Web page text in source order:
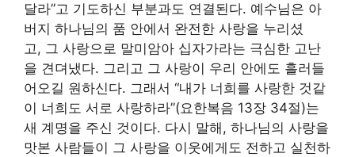
달라”고 기도하신 부분과도 연결된다. 예수님은 아
버지 하나님의 품 안에서 완전한 사랑을 누리셨
고, 그 사랑으로 말미암아 십자가라는 극심한 고난
을 견뎌냈다. 그리고 그 사랑이 우리 안에도 흘러들
어오길 원하신다. 그래서 “내가 너희를 사랑한 것같
이 너희도 서로 사랑하라”(요한복음 13장 34절)는
새 계명을 주신 것이다. 다시 말해, 하나님의 사랑을
맛본 사람들이 그 사랑을 이웃에게도 전하고 실천하